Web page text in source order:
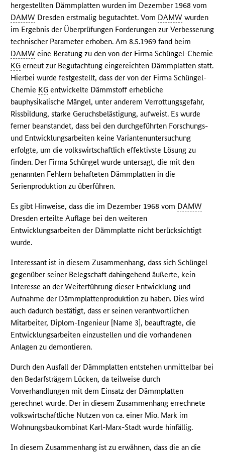
hergestellten Dämmplatten wurden im Dezember 1968 vom
DAMW Dresden erstmalig begutachtet. Vom DAMW wurden
im Ergebnis der Überprüfungen Forderungen zur Verbesserung
technischer Parameter erhoben. Am 8.5.1969 fand beim
DAMW eine Beratung zu den von der Firma Schüngel-Chemie
KG erneut zur Begutachtung eingereichten Dämmplatten statt.
Hierbei wurde festgestellt, dass der von der Firma Schüngel-
Chemie KG entwickelte Dämmstoff erhebliche
bauphysikalische Mängel, unter anderem Verrottungsgefahr,
Rissbildung, starke Geruchsbelästigung, aufweist. Es wurde
ferner beanstandet, dass bei den durchgeführten Forschungs-
und Entwicklungsarbeiten keine Variantenuntersuchung
erfolgte, um die volkswirtschaftlich effektivste Lösung zu
finden. Der Firma Schüngel wurde untersagt, die mit den
genannten Fehlern behafteten Dämmplatten in die
Serienproduktion zu überführen.
Es gibt Hinweise, dass die im Dezember 1968 vom DAMW
Dresden erteilte Auflage bei den weiteren
Entwicklungsarbeiten der Dämmplatte nicht berücksichtigt
wurde.
Interessant ist in diesem Zusammenhang, dass sich Schüngel
gegenüber seiner Belegschaft dahingehend äußerte, kein
Interesse an der Weiterführung dieser Entwicklung und
Aufnahme der Dämmplattenproduktion zu haben. Dies wird
auch dadurch bestätigt, dass er seinen verantwortlichen
Mitarbeiter, Diplom-Ingenieur [Name 3], beauftragte, die
Entwicklungsarbeiten einzustellen und die vorhandenen
Anlagen zu demontieren.
Durch den Ausfall der Dämmplatten entstehen unmittelbar bei
den Bedarfsträgern Lücken, da teilweise durch
Vorverhandlungen mit dem Einsatz der Dämmplatten
gerechnet wurde. Der in diesem Zusammenhang errechnete
volkswirtschaftliche Nutzen von ca. einer Mio. Mark im
Wohnungsbaukombinat Karl-Marx-Stadt wurde hinfällig.
In diesem Zusammenhang ist zu erwähnen, dass die an die